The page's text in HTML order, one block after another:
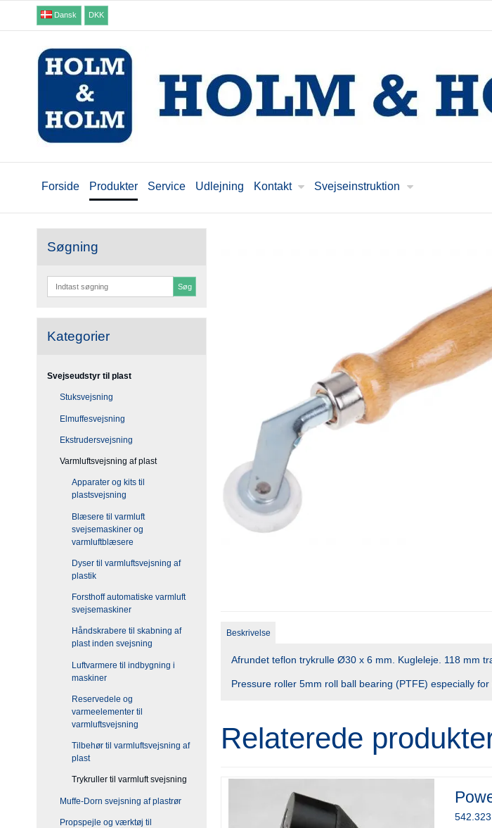
Dansk DKK
Forside Produkter Service Udlejning Kontakt Svejseinstruktion
Søgning
Søg
Kategorier
Svejseudstyr til plast
Stuksvejsning
Elmuffesvejsning
Ekstrudersvejsning
Varmluftsvejsning af plast
Apparater og kits til
plastsvejsning
Blæsere til varmluft
svejsemaskiner og
varmluftblæsere
Dyser til varmluftsvejsning af
plastik
Forsthoff automatiske varmluft
svejsemaskiner
Håndskrabere til skabning af
plast inden svejsning
Luftvarmere til indbygning i
maskiner
Reservedele og
varmeelementer til
varmluftsvejsning
Tilbehør til varmluftsvejsning af
plast
Trykruller til varmluft svejsning
Muffe-Dorn svejsning af plastrør
Propspejle og værktøj til
Beskrivelse
Afrundet teflon trykrulle Ø30 x 6 mm. Kugleleje. 118 mm
Pressure roller 5mm roll ball bearing (PTFE) especially
Relaterede
542.323